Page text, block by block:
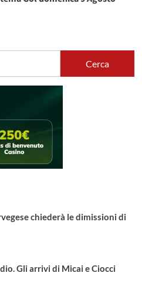
chiederà le dimissioni di
Gli arrivi di Micai e Ciocci